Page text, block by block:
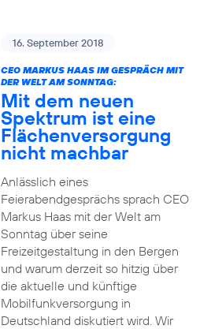
16. September 2018
CEO MARKUS HAAS IM GESPRÄCH MIT
DER WELT AM SONNTAG:
Mit dem neuen
Spektrum ist eine
Flächenversorgung
nicht machbar
Anlässlich eines
Feierabendgesprächs sprach CEO
Markus Haas mit der Welt am
Sonntag über seine
Freizeitgestaltung in den Bergen
und warum derzeit so hitzig über
die aktuelle und künftige
Mobilfunkversorgung in
Deutschland diskutiert wird. Wir